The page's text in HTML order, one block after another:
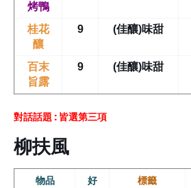
烤鴨
桂花
釀
9 (佳釀)味甜
百末
旨露
9 (佳釀)味甜
對話話題 : 皆選第三項
柳扶風
物品
好
標籤